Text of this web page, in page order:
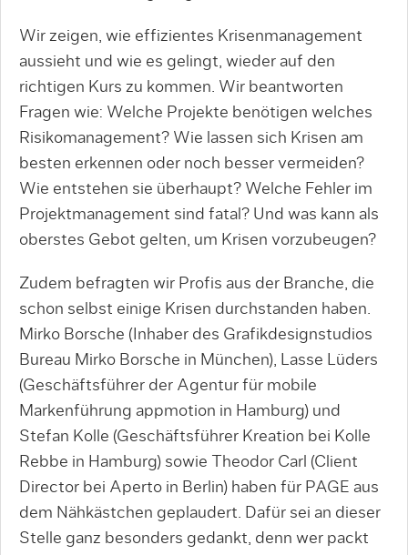
Wir zeigen, wie effizientes Krisenmanagement
aussieht und wie es gelingt, wieder auf den
richtigen Kurs zu kommen. Wir beantworten
Fragen wie: Welche Projekte benötigen welches
Risikomanagement? Wie lassen sich Krisen am
besten erkennen oder noch besser vermeiden?
Wie entstehen sie überhaupt? Welche Fehler im
Projektmanagement sind fatal? Und was kann als
oberstes Gebot gelten, um Krisen vorzubeugen?
Zudem befragten wir Profis aus der Branche, die
schon selbst einige Krisen durchstanden haben.
Mirko Borsche (Inhaber des Grafikdesignstudios
Bureau Mirko Borsche in München), Lasse Lüders
(Geschäftsführer der Agentur für mobile
Markenführung appmotion in Hamburg) und
Stefan Kolle (Geschäftsführer Kreation bei Kolle
Rebbe in Hamburg) sowie Theodor Carl (Client
Director bei Aperto in Berlin) haben für PAGE aus
dem Nähkästchen geplaudert. Dafür sei an dieser
Stelle ganz besonders gedankt, denn wer packt